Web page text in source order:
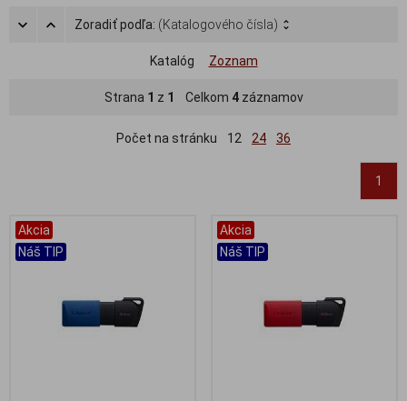
Zoradiť podľa: (Katalogového čísla)
Katalóg Zoznam
Strana 1 z 1 Celkom 4záznamov
Počet na stránku 12 24 36
1
Akcia
Náš TIP
Akcia
Náš TIP